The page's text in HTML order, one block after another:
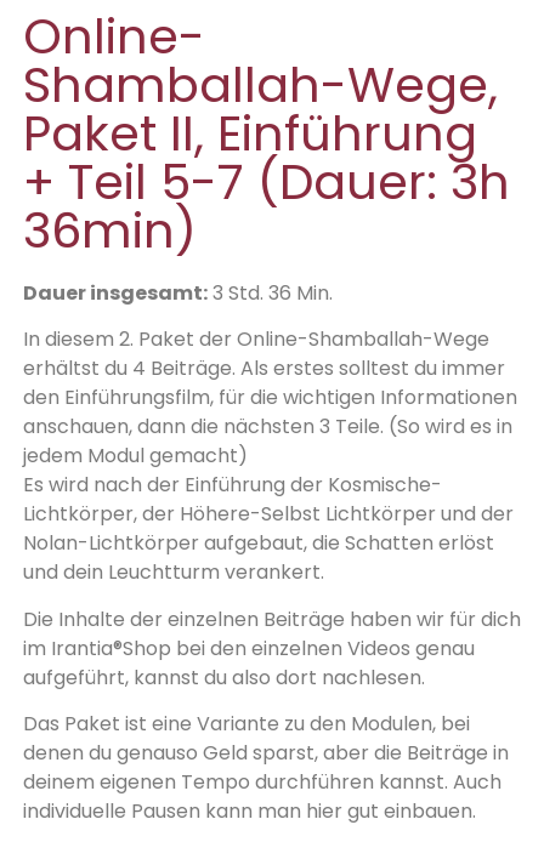
Online-
Shamballah-Wege,
Paket II, Einführung
+ Teil 5-7 (Dauer: 3h
36min)
Dauer insgesamt:3 Std. 36 Min.
In diesem 2. Paket der Online-Shamballah-Wege
erhältst du 4 Beiträge. Als erstes solltest du immer
den Einführungsfilm, für die wichtigen Informationen
anschauen, dann die nächsten 3 Teile. (So wird es in
jedem Modul gemacht)
Es wird nach der Einführung der Kosmische-
Lichtkörper, der Höhere-Selbst Lichtkörper und der
Nolan-Lichtkörper aufgebaut, die Schatten erlöst
und dein Leuchtturm verankert.
Die Inhalte der einzelnen Beiträge haben wir für dich
im Irantia®Shop bei den einzelnen Videos genau
aufgeführt, kannst du also dort nachlesen.
Das Paket ist eine Variante zu den Modulen, bei
denen du genauso Geld sparst, aber die Beiträge in
deinem eigenen Tempo durchführen kannst. Auch
individuelle Pausen kann man hier gut einbauen.